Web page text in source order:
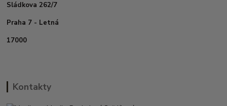
Sládkova 262/7
Praha 7 - Letná
17000
Kontakty